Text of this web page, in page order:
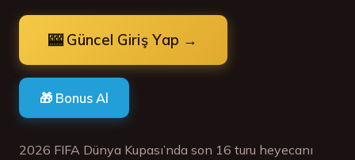
🎰 Güncel Giriş Yap →
🎁 Bonus Al
2026 FIFA Dünya Kupası’nda son 16 turu heyecanı